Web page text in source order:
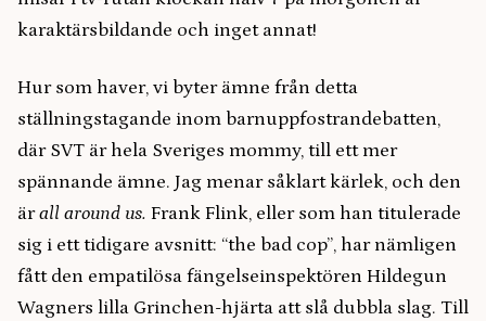
karaktärsbildande och inget annat!
Hur som haver, vi byter ämne från detta
ställningstagande inom barnuppfostrandebatten,
där SVT är hela Sveriges mommy, till ett mer
spännande ämne. Jag menar såklart kärlek, och den
ärall around us. Frank Flink, eller som han titulerade
sig i ett tidigare avsnitt: “the bad cop”, har nämligen
fått den empatilösa fängelseinspektören Hildegun
Wagners lilla Grinchen-hjärta att slå dubbla slag. Till